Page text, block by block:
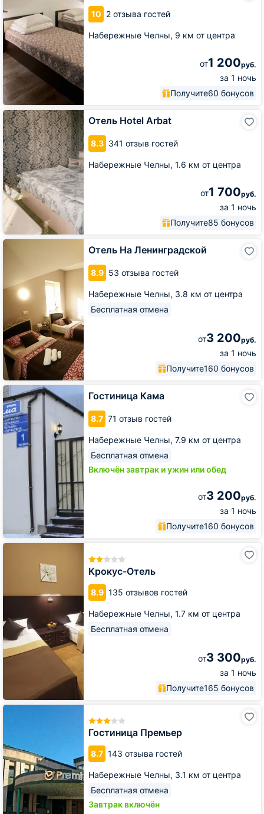
10 2 отзыва гостей
Набережные Челны, 9 км от центра
от1 200руб.
за 1 ночь
Получите60 бонусов
Отель Hotel Arbat
8.3 341 отзыв гостей
Набережные Челны, 1.6 км от центра
от1 700руб.
за 1 ночь
Получите85 бонусов
Отель
Hotel
Arbat
Отель На Ленинградской
8.9 53 отзыва гостей
Набережные Челны, 3.8 км от центра
Бесплатная отмена
от3 200руб.
за 1 ночь
Получите160 бонусов
Отель
Гостиница Кама
8.7 71 отзыв гостей
Набережные Челны, 7.9 км от центра
Бесплатная отмена
Включён завтрак и ужин или обед
от3 200руб.
за 1 ночь
Получите160 бонусов
Гостиница
Кама
Крокус-Отель
8.9 135 отзывов гостей
Набережные Челны, 1.7 км от центра
Бесплатная отмена
от3 300руб.
за 1 ночь
Получите165 бонусов
Крокус-
Гостиница Премьер
8.7 143 отзыва гостей
Набережные Челны, 3.1 км от центра
Бесплатная отмена
Завтрак включён
Гостиница